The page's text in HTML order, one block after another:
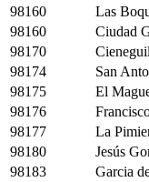
98160
Las
98160
Ciudad
98170
98174
San
98175
El
98176
98177
La
98180
Jesús
98183
Garcia